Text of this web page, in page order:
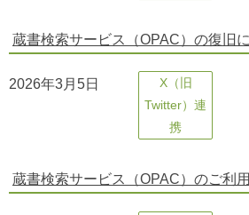
蔵書検索サービス（OPAC）の復旧
2026年3月5日
X（旧
Twitter）連
携
蔵書検索サービス（OPAC）のご利